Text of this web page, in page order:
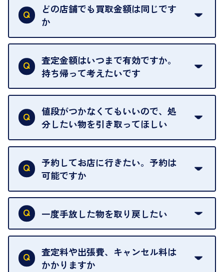
い。
ご指定の場所にお伺いします。
どの店舗でも買取金額は同じです
か
はい。全店舗一律です。
ただし、中古市場は日々変動するため、査定した日
によって査定額が変わることはございます。
査定金額はいつまで有効ですか。
持ち帰って考えたいです
査定額は当日限り有効です。
中古市場が日々変動するため、翌日には査定額が変
わることがございます。
値段がつかなくてもいいので、処
分したい物を引き取ってほしい
再販不可能な物は、場合によってはお断りすること
がございます。ご了承ください。
予約してお店に行きたい。予約は
可能ですか
申し訳ありませんが、現在はご来店の予約は承って
おりません。
を整えておりますので、お好きな時にお越しくださ
い。
お急ぎの場合はスタッフに一言お声がけください。
一度手放した物を取り戻したい
当店は質店ではありませんので、買い取ったお品物
は基本的に販売へと回されます。買い戻しはできま
せんので、ご了承ください。
査定料や出張費、キャンセル料は
かかりますか